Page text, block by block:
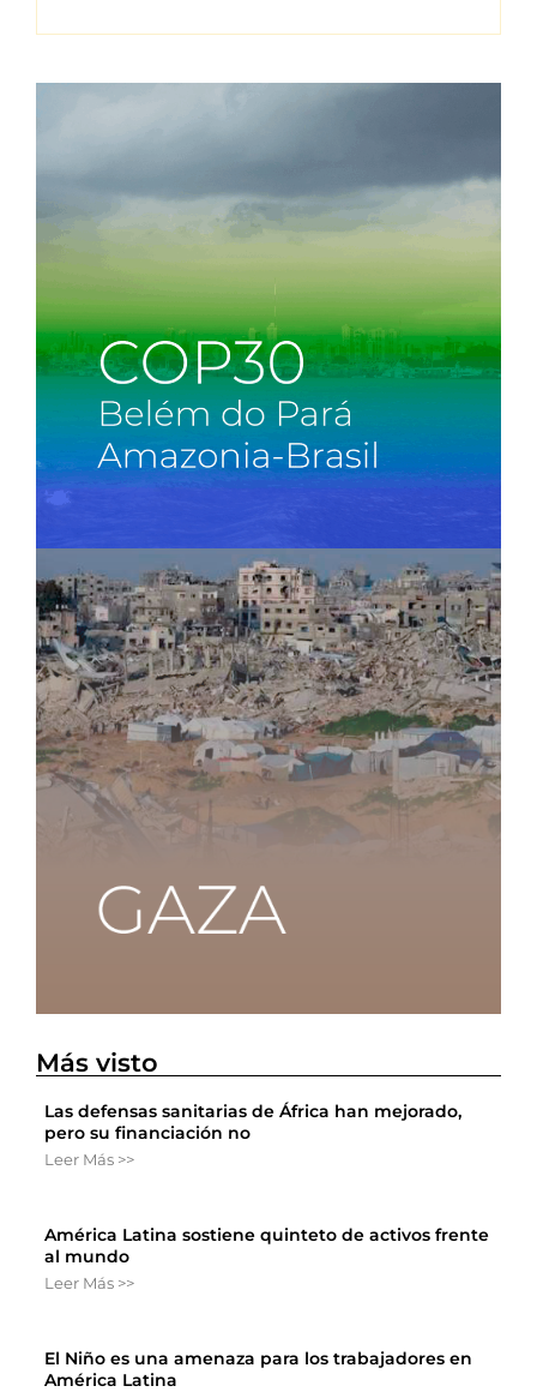
Más visto
Las defensas sanitarias de África han mejorado,
pero su financiación no
Leer Más >>
América Latina sostiene quinteto de activos frente
al mundo
Leer Más >>
El Niño es una amenaza para los trabajadores en
América Latina